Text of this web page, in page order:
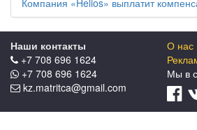
Компания «Helios» выплатит
Наши контакты
+7 708 696 1624
+7 708 696 1624
kz.matritca@gmail.com
О нас
Мы в